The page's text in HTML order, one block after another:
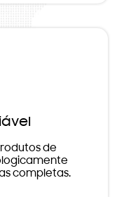
de
completas.